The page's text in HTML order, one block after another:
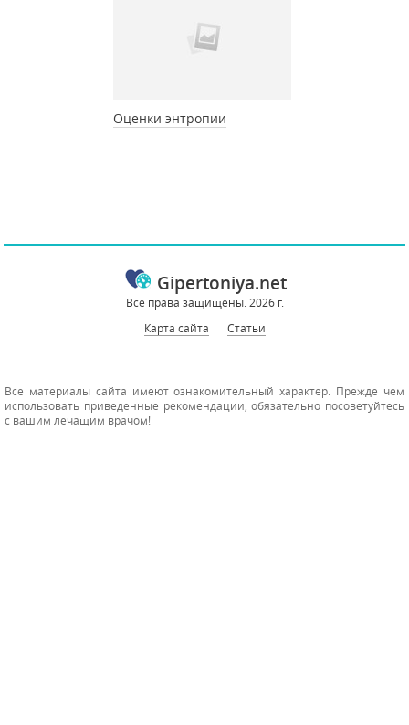
Оценки энтропии
Gipertoniya.net
Все права защищены. 2026 г.
Карта сайта
Статьи
Все материалы сайта имеют ознакомительный характер. Прежде чем
использовать приведенные рекомендации, обязательно посоветуйтесь
с вашим лечащим врачом!